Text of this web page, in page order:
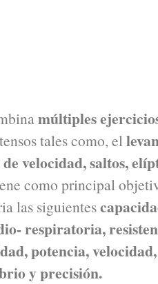
múltiples
tales como, el
velocidad, saltos,
como principal
las siguientes
respiratoria,
potencia,
y precisión.